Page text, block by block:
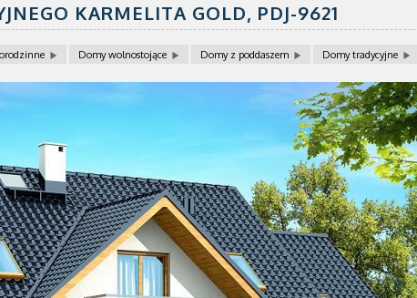
KARMELITA GOLD, PDJ-9621
Domy wolnostojące Domy z poddaszem Domy tradycyjne